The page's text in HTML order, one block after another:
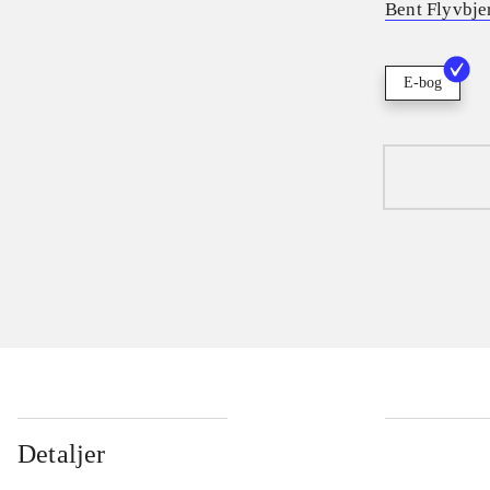
Bent
E-bog
Detaljer